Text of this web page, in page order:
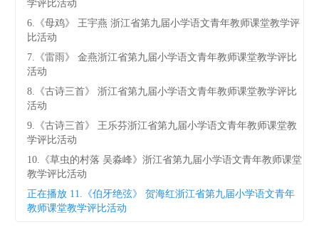
学评比活动
6.《母鸡》 王宇燕 浙江省第九届小学语文青年教师课堂教学评
比活动
7.《雷雨》 金燕浙江省第九届小学语文青年教师课堂教学评比
活动
8.《古诗三首》 浙江省第九届小学语文青年教师课堂教学评比
活动
9.《古诗三首》 王乐芬浙江省第九届小学语文青年教师课堂教
学评比活动
10.《草虫的村落 吴淼峰》浙江省第九届小学语文青年教师课堂
教学评比活动
正在播放 11.《伯牙绝弦》 贺海红浙江省第九届小学语文青年
教师课堂教学评比活动